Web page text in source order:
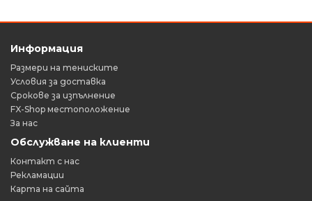
Информация
Размери на тениските
Условия за доставка
Срокове за изпълнение
FX-Shop местоположение
За нас
Обслужване на клиенти
Контакт с нас
Рекламации
Карта на сайта